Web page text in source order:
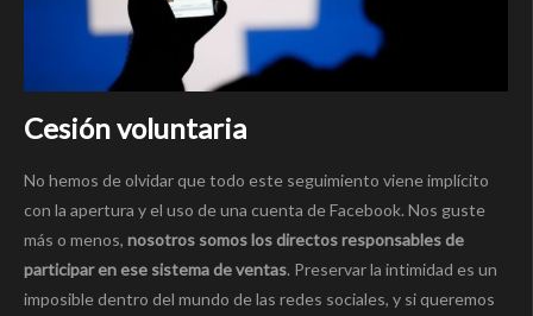
Cesión voluntaria
No hemos de olvidar que todo este seguimiento viene implícito
con la apertura y el uso de una cuenta de Facebook. Nos guste
más o menos, nosotros somos los directos responsables de
participar en ese sistema de ventas. Preservar la intimidad es un
imposible dentro del mundo de las redes sociales, y si queremos